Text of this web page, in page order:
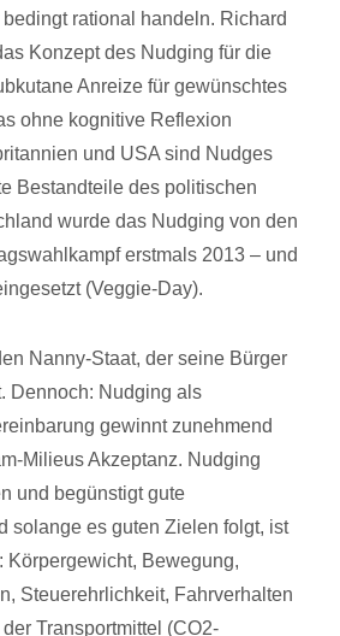
rational handeln. Richard
Konzept des Nudging für die
Anreize für gewünschtes
ohne kognitive Reflexion
und USA sind Nudges
Bestandteile des politischen
wurde das Nudging von den
erstmals 2013 – und
(Veggie-Day).
Nanny-Staat, der seine Bürger
Dennoch: Nudging als
gewinnt zunehmend
Milieus Akzeptanz. Nudging
und begünstigt gute
solange es guten Zielen folgt, ist
Körpergewicht, Bewegung,
Steuerehrlichkeit, Fahrverhalten
Transportmittel (CO2-